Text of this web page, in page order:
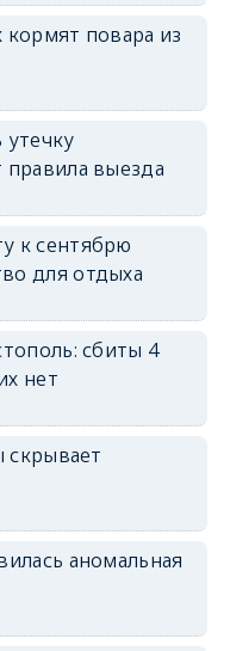
повара из
утечку
правила выезда
к сентябрю
для отдыха
сбиты 4
нет
скрывает
аномальная